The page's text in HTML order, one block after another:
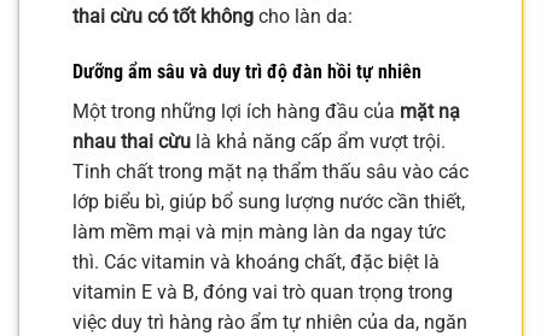
thai cừu có tốt không cho làn da:
Dưỡng ẩm sâu và duy trì độ đàn hồi tự nhiên
Một trong những lợi ích hàng đầu của mặt nạ
nhau thai cừu là khả năng cấp ẩm vượt trội.
Tinh chất trong mặt nạ thẩm thấu sâu vào các
lớp biểu bì, giúp bổ sung lượng nước cần thiết,
làm mềm mại và mịn màng làn da ngay tức
thì. Các vitamin và khoáng chất, đặc biệt là
vitamin E và B, đóng vai trò quan trọng trong
việc duy trì hàng rào ẩm tự nhiên của da, ngăn